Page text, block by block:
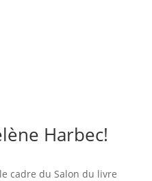
Harbec!
cadre du Salon du livre